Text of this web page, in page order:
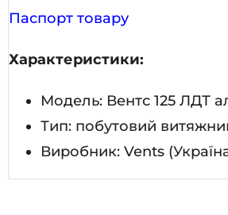
Паспорт товару
Характеристики:
Модель: Вентс 125 ЛДТ
Тип: побутовий
Виробник: Vents